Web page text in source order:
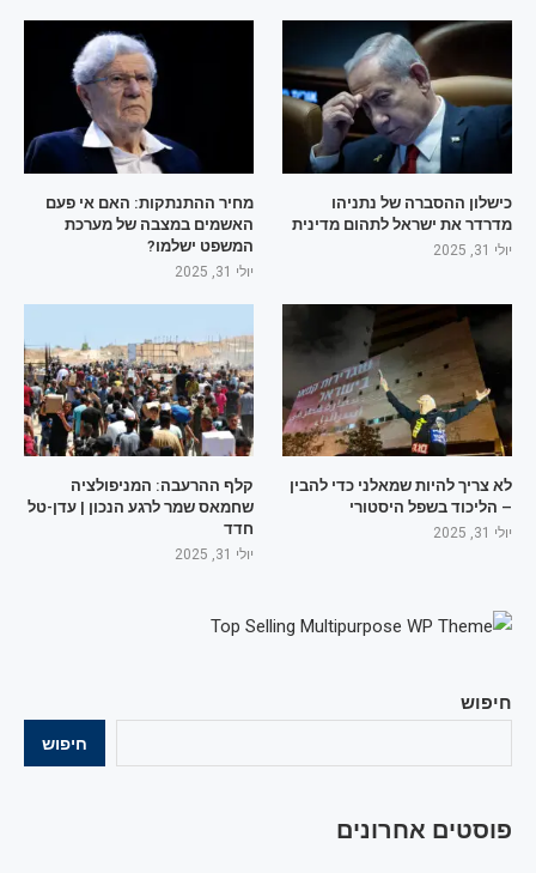
חיפוש
חיפוש
פוסטים אחרונים
כישלון ההסברה של נתניהו
מדרדר את ישראל לתהום מדינית
יולי 31, 2025
מחיר ההתנתקות: האם אי פעם
האשמים במצבה של מערכת
המשפט ישלמו?
יולי 31, 2025
לא צריך להיות שמאלני כדי להבין
– הליכוד בשפל היסטורי
יולי 31, 2025
קלף ההרעבה: המניפולציה
שחמאס שמר לרגע הנכון | עדן-טל
חדד
יולי 31, 2025